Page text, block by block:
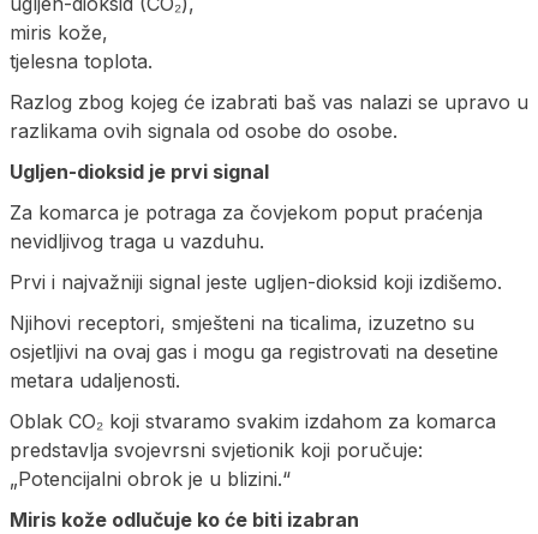
miris kože,
tjelesna toplota.
Razlog zbog kojeg će izabrati baš vas nalazi se upravo u
razlikama ovih signala od osobe do osobe.
Ugljen-dioksid je prvi signal
Za komarca je potraga za čovjekom poput praćenja
nevidljivog traga u vazduhu.
Prvi i najvažniji signal jeste ugljen-dioksid koji izdišemo.
Njihovi receptori, smješteni na ticalima, izuzetno su
osjetljivi na ovaj gas i mogu ga registrovati na desetine
metara udaljenosti.
Oblak CO₂ koji stvaramo svakim izdahom za komarca
predstavlja svojevrsni svjetionik koji poručuje:
„Potencijalni obrok je u blizini.“
Miris kože odlučuje ko će biti izabran